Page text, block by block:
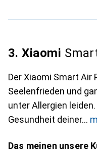
3. Xiaomi
Der Xiaomi Smart Air
Seelenfrieden und
unter Allergien
Gesundheit deiner
Das meinen unsere